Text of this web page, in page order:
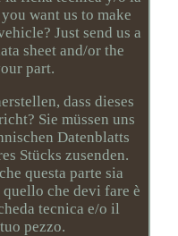
want us to make
Just send us a
sheet and/or the
part.
dass dieses
Sie müssen uns
Datenblatts
Stücks zusenden.
questa parte sia
che devi fare è
tecnica e/o il
pezzo.